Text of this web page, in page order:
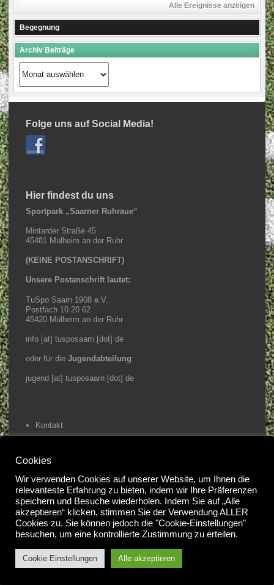
Alle Ereignisse anzeigen
Begegnung
Archiv Beiträge
Archiv
Beiträge
Folge uns auf Social Media!
Hier findest du uns
Sportpark „Saarner Ruhraue“
Mintarder Straße 45
45481 Mülheim an der Ruhr
(KEINE POSTANSCHRIFT)
Unsere Postanschrift lautet:
TuSpo Saarn 1908 e.V.
Postfach 10 20 62
45420 Mülheim an der Ruhr
info [at] tusposaarn [dot] de
oder für die Jugendabteilung:
jugend [at] tusposaarn [dot] de
Kontakt
Home
@2023 Tuspo Saarn e.V.
Cookies
Wir verwenden Cookies auf unserer Website, um Ihnen die
relevanteste Erfahrung zu bieten, indem wir Ihre Präferenzen
speichern und Besuche wiederholen. Indem Sie auf „Alle
akzeptieren“ klicken, stimmen Sie der Verwendung ALLER
Cookies zu. Sie können jedoch die "Cookie-Einstellungen"
besuchen, um eine kontrollierte Zustimmung zu erteilen.
Cookie Einstellungen Alle akzeptieren